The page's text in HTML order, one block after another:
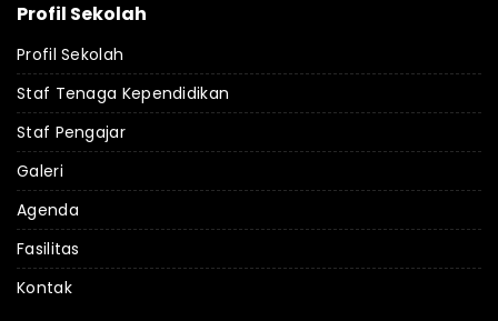
Profil Sekolah
Profil Sekolah
Staf Tenaga Kependidikan
Staf Pengajar
Galeri
Agenda
Fasilitas
Kontak